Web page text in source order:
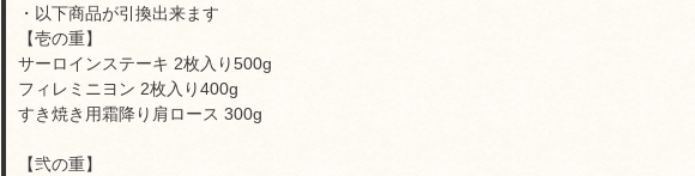
・以下商品が引換出来ます
【壱の重】
サーロインステーキ 2枚入り500g
フィレミニヨン 2枚入り400g
すき焼き用霜降り肩ロース 300g
【弐の重】